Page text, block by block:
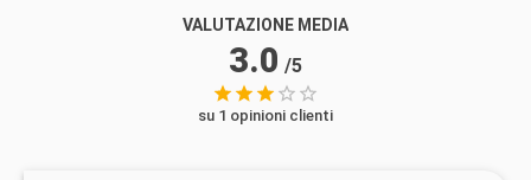
VALUTAZIONE MEDIA
3.0 /5
su 1 opinioni clienti